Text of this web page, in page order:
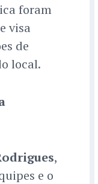
foram
visa
de
local.
,
e o